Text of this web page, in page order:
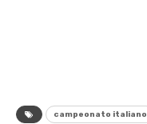
campeonato italiano